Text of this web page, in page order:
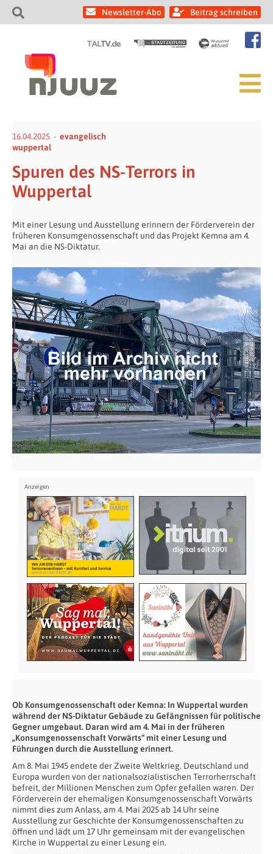
Newsletter-Abo Beitrag schreiben
16.04.2025
evangelisch
wuppertal
Spuren des NS-Terrors in
Wuppertal
Mit einer Lesung und Ausstellung erinnern der Förderverein der
früheren Konsumgenossenschaft und das Projekt Kemna am 4.
Mai an die NS-Diktatur.
Ob Konsumgenossenschaft oder Kemna: In Wuppertal wurden
während der NS-Diktatur Gebäude zu Gefängnissen für politische
Gegner umgebaut. Daran wird am 4. Mai in der früheren
„Konsumgenossenschaft Vorwärts“ mit einer Lesung und
Führungen durch die Ausstellung erinnert.
Am 8. Mai 1945 endete der Zweite Weltkrieg. Deutschland und
Europa wurden von der nationalsozialistischen Terrorherrschaft
befreit, der Millionen Menschen zum Opfer gefallen waren. Der
Förderverein der ehemaligen Konsumgenossenschaft Vorwärts
nimmt dies zum Anlass, am 4. Mai 2025 ab 14 Uhr seine
Ausstellung zur Geschichte der Konsumgenossenschaften zu
öffnen und lädt um 17 Uhr gemeinsam mit der evangelischen
Kirche in Wuppertal zu einer Lesung ein.